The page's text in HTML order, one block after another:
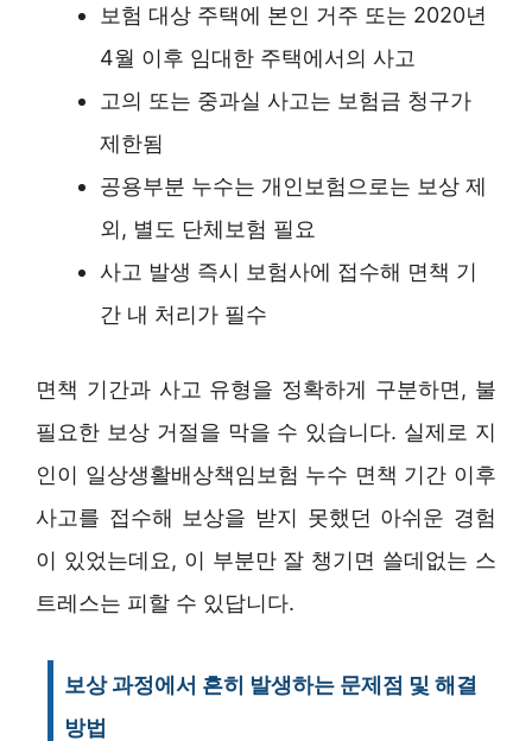
보험 대상 주택에 본인 거주 또는 2020년
4월 이후 임대한 주택에서의 사고
고의 또는 중과실 사고는 보험금 청구가
제한됨
공용부분 누수는 개인보험으로는 보상 제
외, 별도 단체보험 필요
사고 발생 즉시 보험사에 접수해 면책 기
간 내 처리가 필수
면책 기간과 사고 유형을 정확하게 구분하면, 불
필요한 보상 거절을 막을 수 있습니다. 실제로 지
인이 일상생활배상책임보험 누수 면책 기간 이후
사고를 접수해 보상을 받지 못했던 아쉬운 경험
이 있었는데요, 이 부분만 잘 챙기면 쓸데없는 스
트레스는 피할 수 있답니다.
보상 과정에서 흔히 발생하는 문제점 및 해결
방법